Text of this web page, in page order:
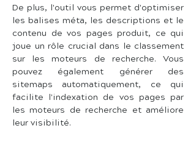
De plus, l'outil vous permet d'optimiser
les balises méta, les descriptions et le
contenu de vos pages produit, ce qui
joue un rôle crucial dans le classement
sur les moteurs de recherche. Vous
pouvez également générer des
sitemaps automatiquement, ce qui
facilite l'indexation de vos pages par
les moteurs de recherche et améliore
leur visibilité.